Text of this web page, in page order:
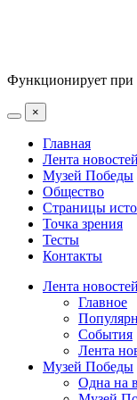
Функционирует при
×
Главная
Лента новостей
Музей Победы
Общество
Страницы
Точка зрения
Тесты
Контакты
Лента новостей
Главное
События
Лента
Музей Победы
Одна на